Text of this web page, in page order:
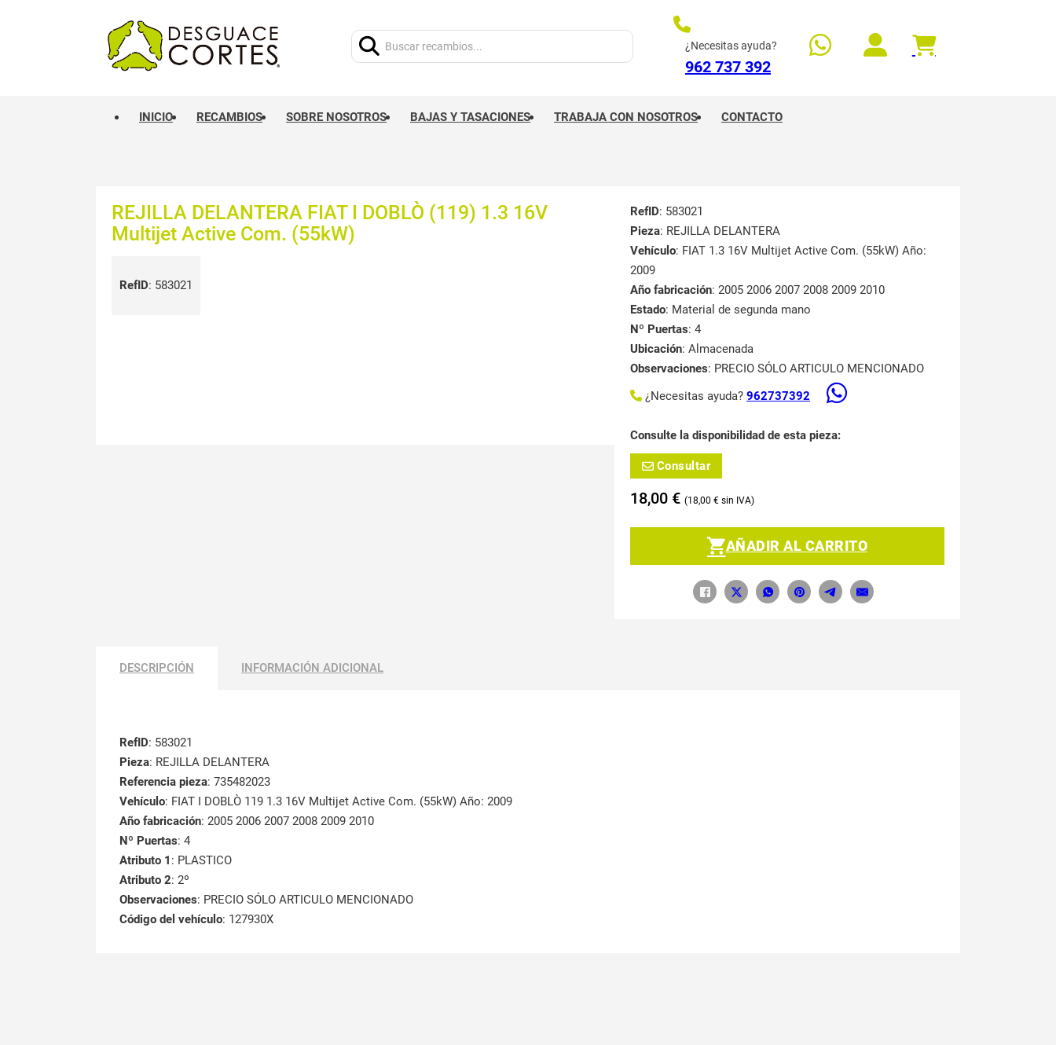
¿Necesitas ayuda?
962 737 392
INICIO RECAMBIOS SOBRE NOSOTROS BAJAS Y TASACIONES TRABAJA CON NOSOTROS CONTACTO
REJILLA DELANTERA FIAT I DOBLÒ (119) 1.3 16V
Multijet Active Com. (55kW)
RefID: 583021
RefID: 583021
Pieza: REJILLA DELANTERA
Vehículo: FIAT 1.3 16V Multijet Active Com. (55kW) Año:
2009
Año fabricación: 2005 2006 2007 2008 2009 2010
Estado: Material de segunda mano
Nº Puertas: 4
Ubicación: Almacenada
Observaciones: PRECIO SÓLO ARTICULO MENCIONADO
¿Necesitas ayuda? 962737392
Consulte la disponibilidad de esta pieza:
Consultar
18,00 € 18,00 €
AÑADIR AL CARRITO
DESCRIPCIÓN INFORMACIÓN ADICIONAL
RefID: 583021
Pieza: REJILLA DELANTERA
Referencia pieza: 735482023
Vehículo: FIAT I DOBLÒ 119 1.3 16V Multijet Active Com. (55kW) Año: 2009
Año fabricación: 2005 2006 2007 2008 2009 2010
Nº Puertas: 4
Atributo 1 : PLASTICO
Atributo 2: 2º
Observaciones: PRECIO SÓLO ARTICULO MENCIONADO
Código del vehículo: 127930X